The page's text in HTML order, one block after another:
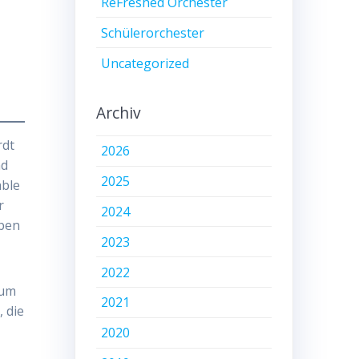
die
Schülerorchester
Uncategorized
Archiv
2026
2025
2024
2023
2022
2021
2020